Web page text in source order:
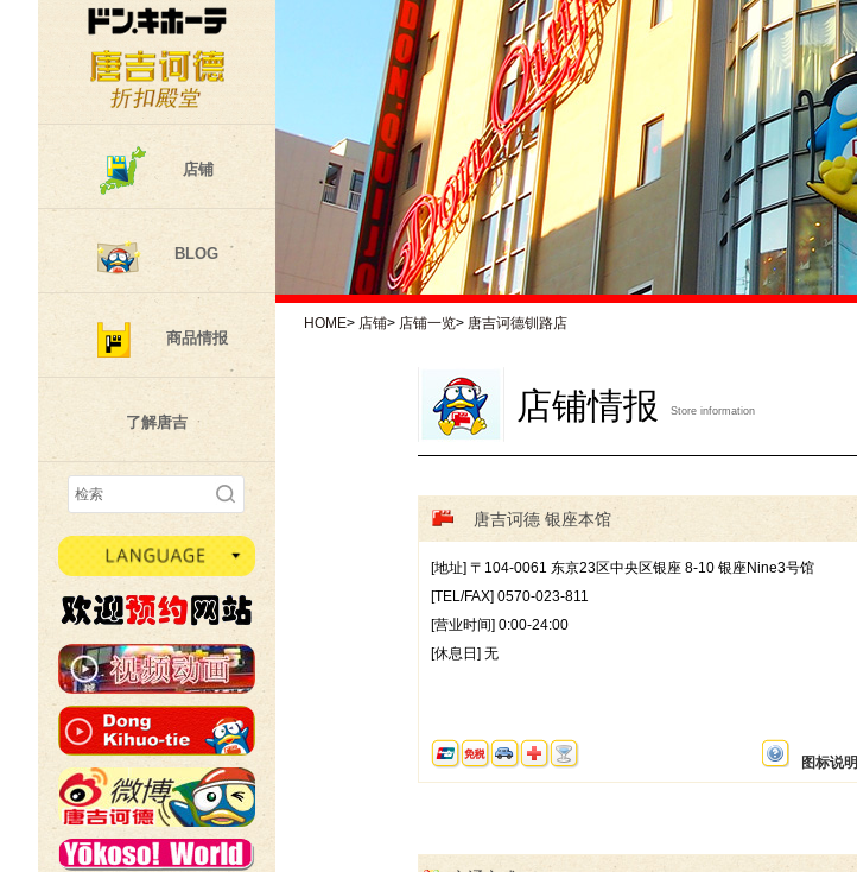
店铺
BLOG
商品情报
了解唐吉
HOME> 店铺> 店铺一览> 唐吉诃德钏路店
店铺情报 Store information
唐吉诃德 银座本馆
[地址] 〒104-0061 东京23区中央区银座 8-10 银座Nine3号馆
[TEL/FAX] 0570-023-811
[营业时间] 0:00-24:00
[休息日] 无
图标说明